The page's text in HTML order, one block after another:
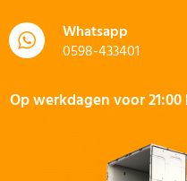
Whatsapp
0598-433401
Op werkdagen voor